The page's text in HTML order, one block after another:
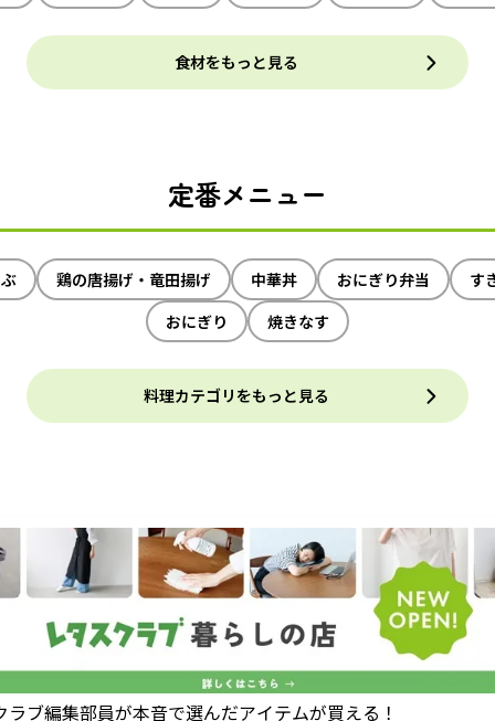
食材をもっと見る
定番メニュー
鶏の唐揚げ・竜田揚げ 中華丼 おにぎり弁当
す
おにぎり
焼きなす
料理カテゴリをもっと見る
ラブ編集部員が本音で選んだアイテムが買える！